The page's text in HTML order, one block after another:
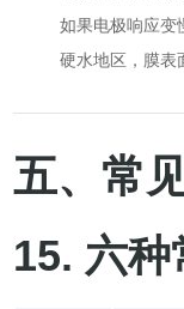
如果电极响应变
硬水地区，膜表
五、常
15. 六